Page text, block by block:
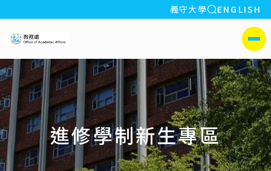
:::
義守大學 全站搜索
ENGLISH
側選單
進修學制新生專區